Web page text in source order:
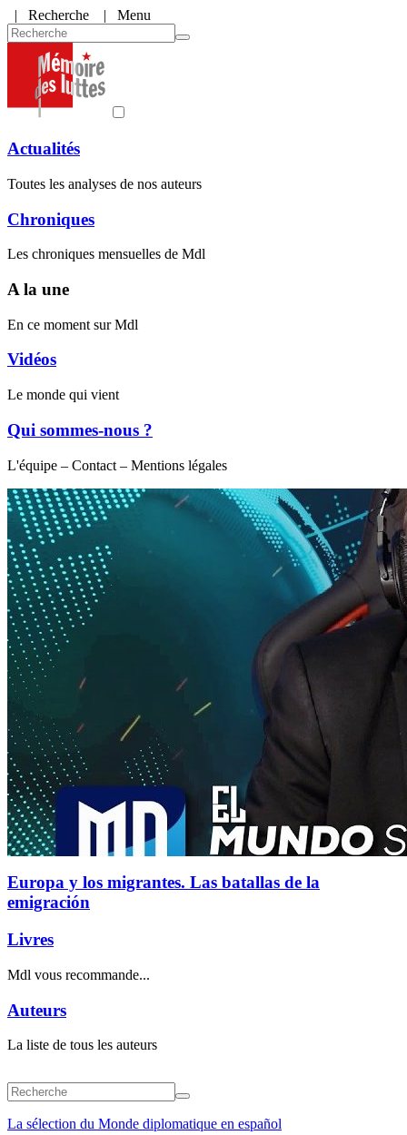
| Recherche | Menu
Actualités
Toutes les analyses de nos auteurs
Chroniques
Les chroniques mensuelles de Mdl
A la une
En ce moment sur Mdl
Vidéos
Le monde qui vient
Qui sommes-nous ?
L'équipe – Contact – Mentions légales
Europa y los migrantes. Las batallas de la
emigración
Livres
Mdl vous recommande...
Auteurs
La liste de tous les auteurs
La sélection du Monde diplomatique en español